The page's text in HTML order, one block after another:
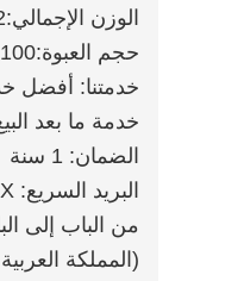
الوزن الإجمالي:2
حجم العبوة:100 ملم * 30 ملم
خدمتنا: أفضل خدمة،
خدمة ما بعد
الضمان: 1 سنة
البريد السريع: DHL FEDEX TNT UPS AREMEX
من الباب إلى
(المملكة